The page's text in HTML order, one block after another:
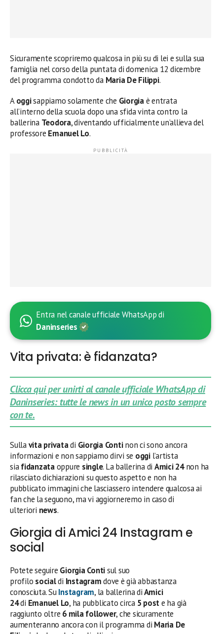
Sicuramente scopriremo qualcosa in più su di lei e sulla sua
famiglia nel corso della puntata di domenica 12 dicembre
del programma condotto da Maria De Filippi.
Aoggisappiamo solamente che Giorgiaè entrata
all’interno della scuola dopo una sfida vinta contro la
ballerina Teodora, diventando ufficialmente un’allieva del
professore Emanuel Lo.
Entra nel canale ufficiale WhatsApp di
Daninseries
Vita privata: è fidanzata?
Clicca qui per unirti al canale ufficiale WhatsApp di
Daninseries: tutte le news in un unico posto sempre
con te.
Sullavita privatadi Giorgia Continon ci sono ancora
informazioni e non sappiamo dirvi se oggi l’artista
siafidanzataoppure single. La ballerina di Amici 24non ha
rilasciato dichiarazioni su questo aspetto e non ha
pubblicato immagini che lasciassero intendere qualcosa ai
fan che la seguono, ma vi aggiorneremo in caso di
ulteriori news.
Giorgia di Amici 24 Instagram e
social
Potete seguire Giorgia Contisul suo
profilo socialdi Instagramdove è già abbastanza
conosciuta. SuInstagram, la ballerina diAmici
24di Emanuel Lo, ha pubblicato circa5 poste ha già
raggiunto oltre 6 mila follower, che sicuramente
aumenteranno ancora con il programma di Maria De